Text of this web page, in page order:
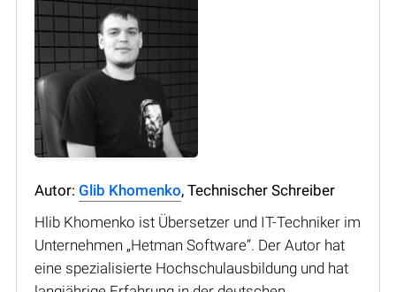
Autor: Glib Khomenko, Technischer Schreiber
Hlib Khomenko ist Übersetzer und IT-Techniker im
Unternehmen „Hetman Software“. Der Autor hat
eine spezialisierte Hochschulausbildung und hat